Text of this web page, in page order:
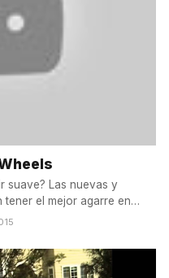
suave? Las nuevas y
tener el mejor agarre en